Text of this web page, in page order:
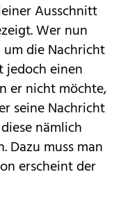
Ausschnitt
Wer nun
die Nachricht
einen
er nicht möchte,
seine Nachricht
nämlich
Dazu muss man
erscheint der